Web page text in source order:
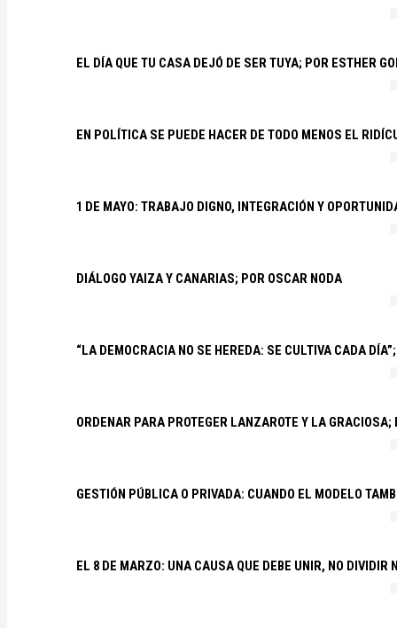
EL DÍA QUE TU CASA DEJÓ DE SER TUYA; POR ESTHER
EN POLÍTICA SE PUEDE HACER DE TODO MENOS EL
1 DE MAYO: TRABAJO DIGNO, INTEGRACIÓN Y
DIÁLOGO YAIZA Y CANARIAS; POR OSCAR NODA
“LA DEMOCRACIA NO SE HEREDA: SE CULTIVA CADA
ORDENAR PARA PROTEGER LANZAROTE Y LA
GESTIÓN PÚBLICA O PRIVADA: CUANDO EL MODELO
EL 8 DE MARZO: UNA CAUSA QUE DEBE UNIR, NO DIVIDIR